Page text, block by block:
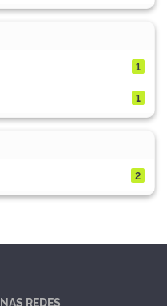
1
1
2
NAS REDES